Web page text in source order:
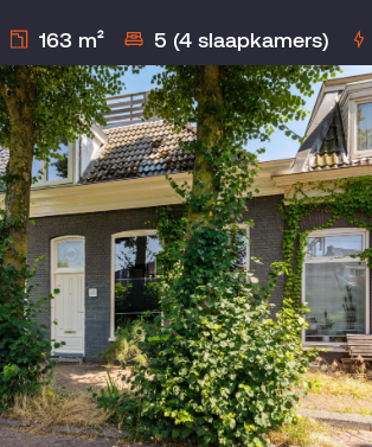
163 m² 5 (4 slaapkamers)